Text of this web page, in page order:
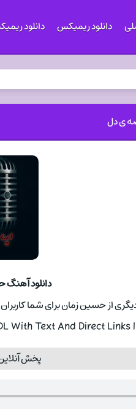
دانلود ریمیکس دانلود
ی دل
دانلود
از حسین زمان برای شما
With Text And Direct
پخش